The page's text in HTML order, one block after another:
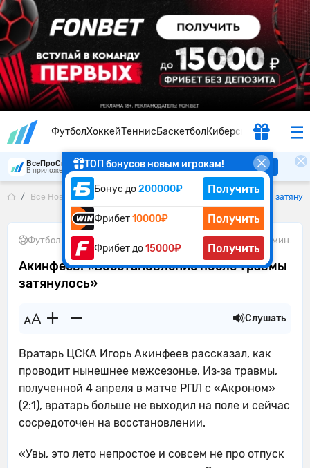
ФутболХоккейТеннисБаскетболКиберспорт
ТОП бонусов новым игрокам!
Бонус до200000₽ Получить
Фрибет10000₽ Получить
Фрибет до15000₽ Получить
ВсеПроСпорт
В приложении удобнее Скачать
Все Новости Акинфеев: «Восстановление после травмы
Футбол• 18.06.2026 1 мин.
Акинфеев: «Восстановление после травмы
затянулось»
Слушать
Вратарь ЦСКА Игорь Акинфеев рассказал, как
проводит нынешнее межсезонье. Из‑за травмы,
полученной 4 апреля в матче РПЛ с «Акроном»
(2:1), вратарь больше не выходил на поле и сейчас
сосредоточен на восстановлении.
«Увы, это лето непростое и совсем не про отпуск